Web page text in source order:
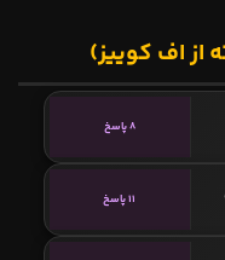
از اف کوییز)
8 پاسخ
11 پاسخ